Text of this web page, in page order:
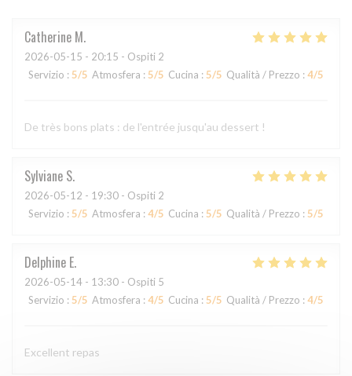
Catherine M
2026-05-15 - 20:15 - Ospiti 2
Servizio : 5/5 Atmosfera : 5/5 Cucina : 5/5 Qualità / Prezzo : 4/5
De très bons plats : de l'entrée jusqu'au dessert !
Sylviane S
2026-05-12 - 19:30 - Ospiti 2
Servizio : 5/5 Atmosfera : 4/5 Cucina : 5/5 Qualità / Prezzo : 5/5
Delphine E
2026-05-14 - 13:30 - Ospiti 5
Servizio : 5/5 Atmosfera : 4/5 Cucina : 5/5 Qualità / Prezzo : 4/5
Excellent repas